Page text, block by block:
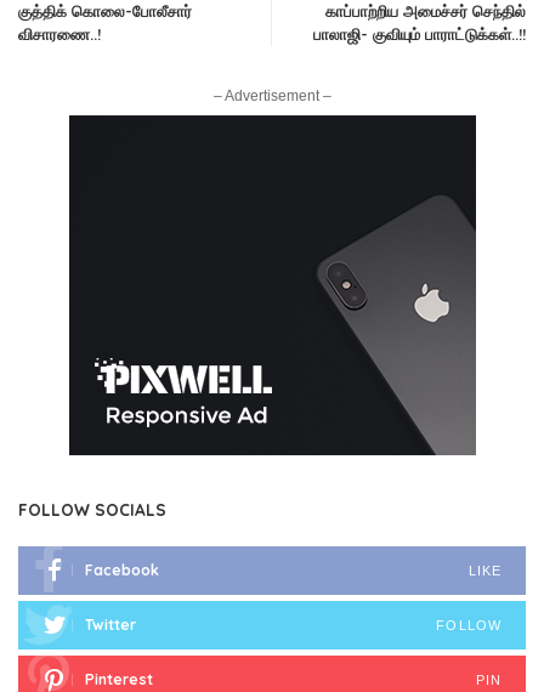
குத்திக் கொலை-போலீசார்
விசாரணை..!
காப்பாற்றிய அமைச்சர் செந்தில்
பாலாஜி- குவியும் பாராட்டுக்கள்..!!
– Advertisement –
FOLLOW SOCIALS
Facebook LIKE
Twitter FOLLOW
Pinterest PIN